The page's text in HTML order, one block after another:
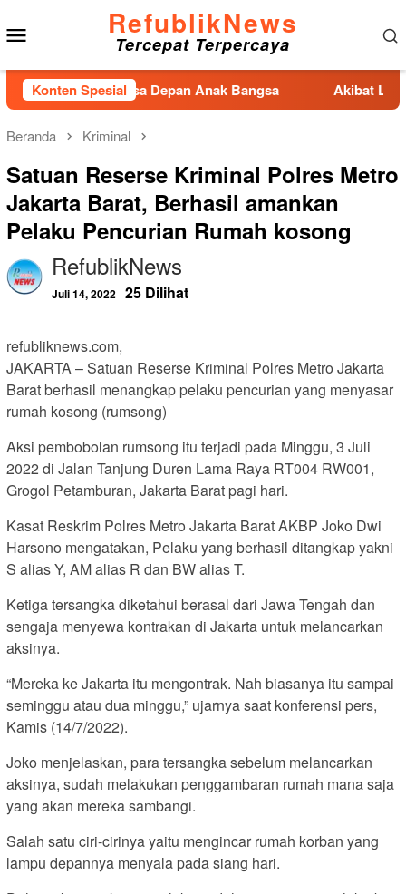
ke
konten
RefublikNews
Tercepat Terpercaya
Konten Spesial
untuk Masa Depan Anak Bangsa Akibat Lamanya
Beranda Kriminal
Satuan Reserse Kriminal Polres Metro
Jakarta Barat, Berhasil amankan
Pelaku Pencurian Rumah kosong
RefublikNews
Juli 14, 2022 25 Dilihat
refubliknews.com,
JAKARTA – Satuan Reserse Kriminal Polres Metro Jakarta
Barat berhasil menangkap pelaku pencurian yang menyasar
rumah kosong (rumsong)
Aksi pembobolan rumsong itu terjadi pada Minggu, 3 Juli
2022 di Jalan Tanjung Duren Lama Raya RT004 RW001,
Grogol Petamburan, Jakarta Barat pagi hari.
Kasat Reskrim Polres Metro Jakarta Barat AKBP Joko Dwi
Harsono mengatakan, Pelaku yang berhasil ditangkap yakni
S alias Y, AM alias R dan BW alias T.
Ketiga tersangka diketahui berasal dari Jawa Tengah dan
sengaja menyewa kontrakan di Jakarta untuk melancarkan
aksinya.
“Mereka ke Jakarta itu mengontrak. Nah biasanya itu sampai
seminggu atau dua minggu,” ujarnya saat konferensi pers,
Kamis (14/7/2022).
Joko menjelaskan, para tersangka sebelum melancarkan
aksinya, sudah melakukan penggambaran rumah mana saja
yang akan mereka sambangi.
Salah satu ciri-cirinya yaitu mengincar rumah korban yang
lampu depannya menyala pada siang hari.